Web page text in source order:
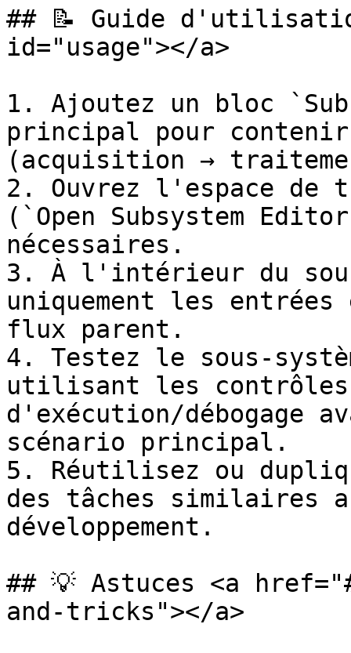
## 📝 Guide
id="usage"></a>
1. Ajoutez un bloc
principal pour contenir
(acquisition →
2. Ouvrez l'espace de
(`Open Subsystem
nécessaires.
3. À l'intérieur du
uniquement les
flux parent.
4. Testez le
utilisant les
d'exécution/débogage
scénario principal.
5. Réutilisez ou
des tâches similaires
développement.
## 💡 Astuces <a
and-tricks"></a>